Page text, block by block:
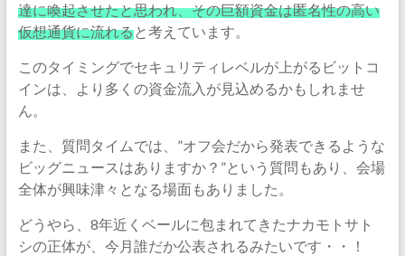
達に喚起させたと思われ、その巨額資金は匿名性の高い
仮想通貨に流れると考えています。
このタイミングでセキュリティレベルが上がるビットコ
インは、より多くの資金流入が見込めるかもしれませ
ん。
また、質問タイムでは、”オフ会だから発表できるような
ビッグニュースはありますか？”という質問もあり、会場
全体が興味津々となる場面もありました。
どうやら、8年近くベールに包まれてきたナカモトサト
シの正体が、今月誰だか公表されるみたいです・・！